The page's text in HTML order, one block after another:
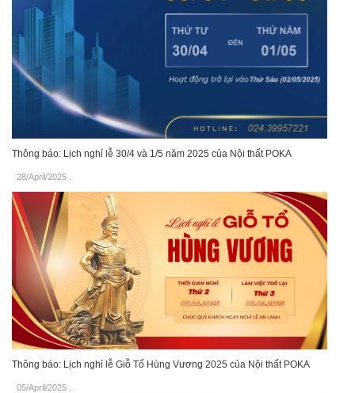
Thông báo: Lịch nghỉ lễ 30/4 và 1/5 năm 2025 của Nội thất POKA
28/April/2025
Thông báo: Lịch nghỉ lễ Giỗ Tổ Hùng Vương 2025 của Nội thất POKA
05/April/2025